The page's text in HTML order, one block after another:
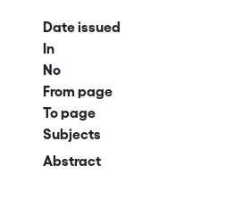
Date issued
In
No
From page
To page
Subjects
Abstract